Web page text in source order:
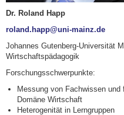
Dr. Roland Happ
roland.happ@uni-mainz.de
Johannes Gutenberg-Universität
Wirtschaftspädagogik
Forschungsschwerpunkte:
Messung von Fachwissen
Domäne Wirtschaft
Heterogenität in Lerngruppen